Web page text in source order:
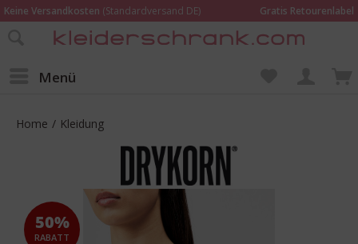
Keine Versandkosten (Standardversand DE)
Gratis Retourenlabel
Online bestellen – im Geschäft in Kempen anprobieren und beraten lassen
Menü
Home / Kleidung
50%
RABATT